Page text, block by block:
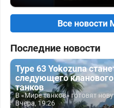
Все новости
Последние новости
Type 63 Yokozuna
следующего
танков
В «Мире танков» готовят
Вчера, 19:26